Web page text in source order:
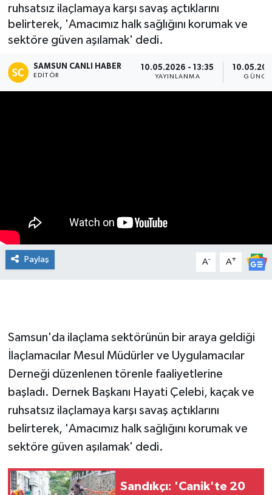
ruhsatsız ilaçlamaya karşı savaş açtıklarını
belirterek, 'Amacımız halk sağlığını korumak ve
sektöre güven aşılamak' dedi.
SAMSUN CANLI HABER
EDITÖR
10.05.2026 - 13:35
YAYINLANMA
Paylaş A- A+
Samsun'da ilaçlama sektörünün bir araya geldiği
İlaçlamacılar Mesul Müdürler ve Uygulamacılar
Derneği düzenlenen törenle faaliyetlerine
başladı. Dernek Başkanı Hayati Çelebi, kaçak ve
ruhsatsız ilaçlamaya karşı savaş açtıklarını
belirterek, 'Amacımız halk sağlığını korumak ve
sektöre güven aşılamak' dedi.
Sandıkçı: 'Canik'te 20
Yemek
Manşet Haberi
Haber Arşivi